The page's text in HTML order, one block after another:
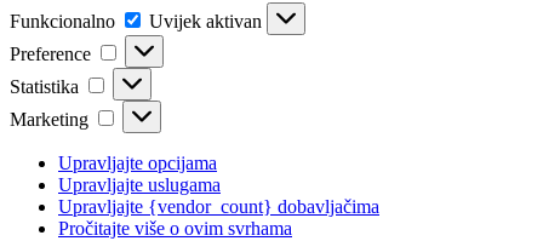
Funkcionalno Funkcionalno
Uvijek aktivan
Preference
Preference
Statistika Statistika
Marketing Marketing
Upravljajte opcijama
Upravljajte uslugama
Upravljajte {vendor_count} dobavljačima
Pročitajte više o ovim svrhama